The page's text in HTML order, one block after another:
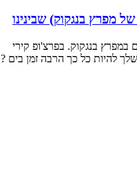
מפרץ בנגקוק) שבינינו
בנגקוק. בפרצ'ופ קירי
להיות כל כך הרבה זמן בים ?
מי השפיר -תשעה חודשים…